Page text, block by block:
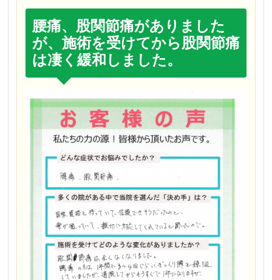
腰痛、股関節痛がありました
が、施術を受けてから股関節痛
は凄く緩和しました。